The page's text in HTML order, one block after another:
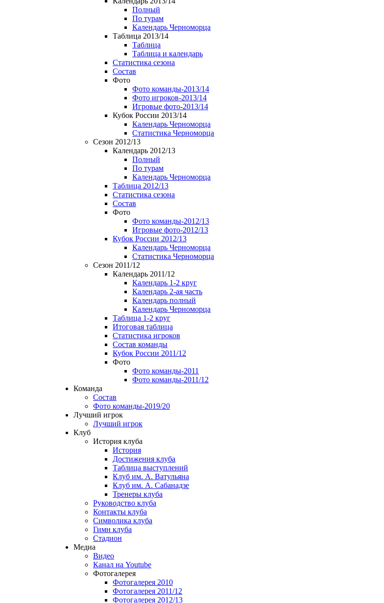
Полный
По турам
Календарь Черноморца
Таблица 2013/14
Таблица
Таблица и календарь
Статистика сезона
Состав
Фото
Фото команды-2013/14
Фото игроков-2013/14
Игровые фото-2013/14
Кубок России 2013/14
Календарь Черноморца
Статистика Черноморца
Сезон 2012/13
Календарь 2012/13
Полный
По турам
Календарь Черноморца
Таблица 2012/13
Статистика сезона
Состав
Фото
Фото команды-2012/13
Игровые фото-2012/13
Кубок России 2012/13
Календарь Черноморца
Статистика Черноморца
Сезон 2011/12
Календарь 2011/12
Календарь 1-2 круг
Календарь 2-ая часть
Календарь полный
Календарь Черноморца
Таблица 1-2 круг
Итоговая таблица
Статистика игроков
Состав команды
Кубок России 2011/12
Фото
Фото команды-2011
Фото команды-2011/12
Команда
Состав
Фото команды-2019/20
Лучший игрок
Лучший игрок
Клуб
История клуба
История
Достижения клуба
Таблица выступлений
Клуб им. А. Ватульяна
Клуб им. А. Сабанадзе
Тренеры клуба
Руководство клуба
Контакты клуба
Символика клуба
Гимн клуба
Стадион
Медиа
Видео
Канал на Youtube
Фотогалерея
Фотогалерея 2010
Фотогалерея 2011/12
Фотогалерея 2012/13